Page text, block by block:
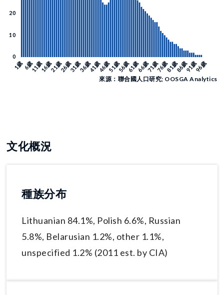
來源：聯合國人口研究; OOSGA Analytics
文化概況
種族分布
Lithuanian 84.1%, Polish 6.6%, Russian
5.8%, Belarusian 1.2%, other 1.1%,
unspecified 1.2% (2011 est. by CIA)